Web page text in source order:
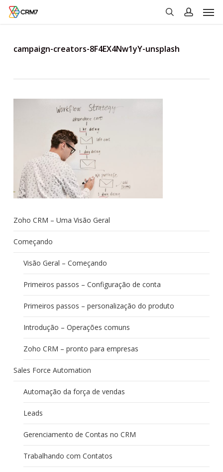
Skip
campaign-creators-8F4EX4Nw1yY-unsplash
Zoho CRM – Uma Visão Geral
Começando
Visão Geral – Começando
Primeiros passos – Configuração de conta
Primeiros passos – personalização do produto
Introdução – Operações comuns
Zoho CRM – pronto para empresas
Sales Force Automation
Automação da força de vendas
Leads
Gerenciamento de Contas no CRM
Trabalhando com Contatos